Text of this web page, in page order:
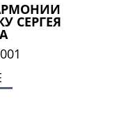
СЕРГЕЯ